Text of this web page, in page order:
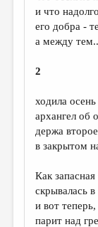
и что
его добра -
а между
2
ходила
архангел об
держа
в закрытом
Как запасная
скрывалась в
и вот
парит над